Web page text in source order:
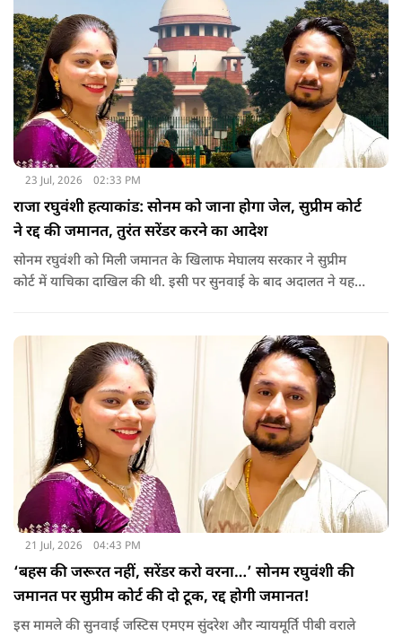
23 Jul, 2026 02:33 PM
राजा रघुवंशी हत्याकांड: सोनम को जाना होगा जेल, सुप्रीम कोर्ट
ने रद्द की जमानत, तुरंत सरेंडर करने का आदेश
सोनम रघुवंशी को मिली जमानत के खिलाफ मेघालय सरकार ने सुप्रीम
कोर्ट में याचिका दाखिल की थी. इसी पर सुनवाई के बाद अदालत ने यह
21 Jul, 2026 04:43 PM
‘बहस की जरूरत नहीं, सरेंडर करो वरना…’ सोनम रघुवंशी की
जमानत पर सुप्रीम कोर्ट की दो टूक, रद्द होगी जमानत!
इस मामले की सुनवाई जस्टिस एमएम सुंदरेश और न्यायमूर्ति पीबी वराले